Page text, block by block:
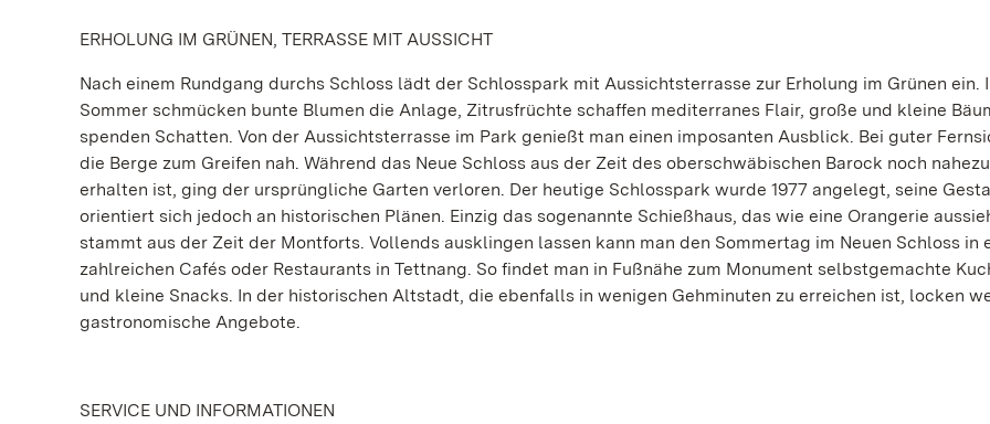
ERHOLUNG IM GRÜNEN, TERRASSE MIT AUSSICHT
Nach einem Rundgang durchs Schloss lädt der Schlosspark mit Aussichtsterrasse zur Erholung im Grünen ein.
Sommer schmücken bunte Blumen die Anlage, Zitrusfrüchte schaffen mediterranes Flair, große und kleine
spenden Schatten. Von der Aussichtsterrasse im Park genießt man einen imposanten Ausblick. Bei guter
die Berge zum Greifen nah. Während das Neue Schloss aus der Zeit des oberschwäbischen Barock noch
erhalten ist, ging der ursprüngliche Garten verloren. Der heutige Schlosspark wurde 1977 angelegt, seine
orientiert sich jedoch an historischen Plänen. Einzig das sogenannte Schießhaus, das wie eine Orangerie
stammt aus der Zeit der Montforts. Vollends ausklingen lassen kann man den Sommertag im Neuen Schloss in
zahlreichen Cafés oder Restaurants in Tettnang. So findet man in Fußnähe zum Monument selbstgemachte
und kleine Snacks. In der historischen Altstadt, die ebenfalls in wenigen Gehminuten zu erreichen ist, locken
gastronomische Angebote.
SERVICE UND INFORMATIONEN